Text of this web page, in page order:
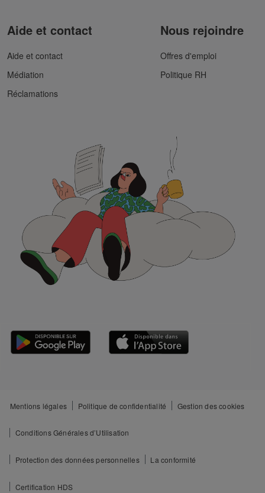
Aide et contact
Aide et contact
Médiation
Réclamations
Nous rejoindre
Offres d'emploi
Politique RH
Mentions légales Politique de confidentialité Gestion des cookies
Conditions Générales d’Utilisation
Protection des données personnelles La conformité
Certification HDS